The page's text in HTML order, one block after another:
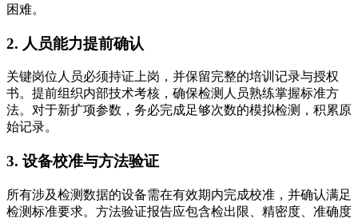
困难。
2. 人员能力提前确认
关键岗位人员必须持证上岗，并保留完整的培训记录与授权
书。提前组织内部技术考核，确保检测人员熟练掌握标准方
法。对于新扩项参数，务必完成足够次数的模拟检测，积累原
始记录。
3. 设备校准与方法验证
所有涉及检测数据的设备需在有效期内完成校准，并确认满足
检测标准要求。方法验证报告应包含检出限、精密度、准确度